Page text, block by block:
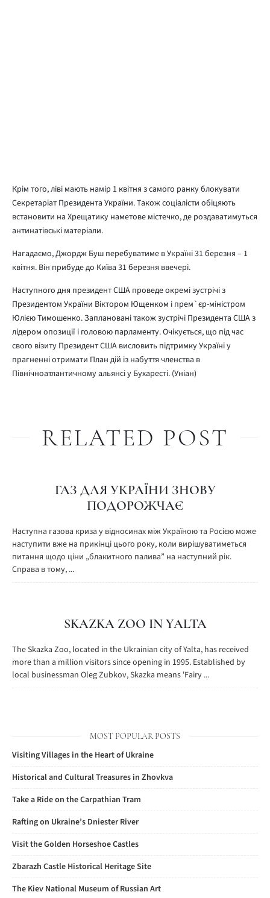
Крім того, ліві мають намір 1 квітня з самого ранку блокувати
Секретаріат Президента України. Також соціалісти обіцяють
встановити на Хрещатику наметове містечко, де роздаватимуться
антинатівські матеріали.
Нагадаємо, Джордж Буш перебуватиме в Україні 31 березня – 1
квітня. Він прибуде до Київа 31 березня ввечері.
Наступного дня президент США проведе окремі зустрічі з
Президентом України Віктором Ющенком і прем`єр-міністром
Юлією Тимошенко. Заплановані також зустрічі Президента США з
лідером опозиції і головою парламенту. Очікується, що під час
свого візиту Президент США висловить підтримку Україні у
прагненні отримати План дій із набуття членства в
Північноатлантичному альянсі у Бухаресті. (Уніан)
RELATED POST
ГАЗ ДЛЯ УКРАЇНИ ЗНОВУ
ПОДОРОЖЧАЄ
Наступна газова криза у відносинах між Україною та Росією може
наступити вже на прикінці цього року, коли вирішуватиметься
питання щодо ціни „блакитного палива” на наступний рік.
Справа в тому, ...
SKAZKA ZOO IN YALTA
The Skazka Zoo, located in the Ukrainian city of Yalta, has received
more than a million visitors since opening in 1995. Established by
local businessman Oleg Zubkov, Skazka means 'Fairy ...
MOST POPULAR POSTS
Visiting Villages in the Heart of Ukraine
Historical and Cultural Treasures in Zhovkva
Take a Ride on the Carpathian Tram
Rafting on Ukraine’s Dniester River
Visit the Golden Horseshoe Castles
Zbarazh Castle Historical Heritage Site
The Kiev National Museum of Russian Art